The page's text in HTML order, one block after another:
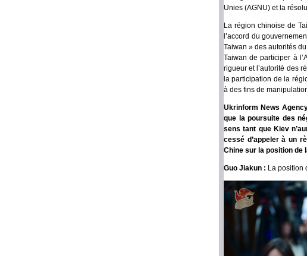
Unies (AGNU) et la
La région chinoise de
l’accord du
Taiwan » des autorités
Taiwan de participer à
rigueur et l’autorité des
la participation de la
à des fins de
Ukrinform News
que la poursuite des
sens tant que Kiev
cessé d’appeler à un
Chine sur la position de
Guo Jiakun : La position